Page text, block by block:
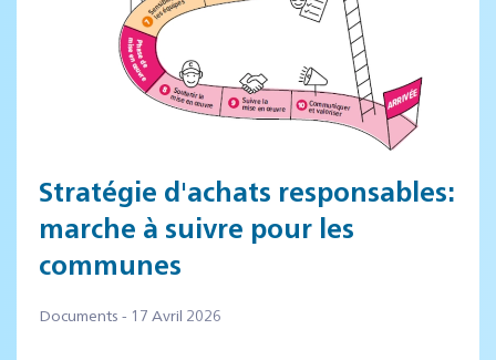
Stratégie d'achats responsables:
marche à suivre pour les
communes
Documents - 17 Avril 2026